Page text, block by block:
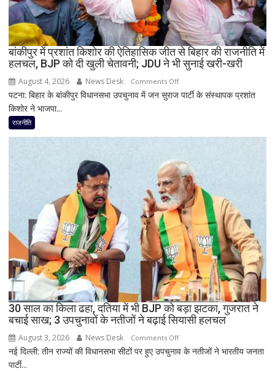
नितिन
नवीन
का
पहला
आत्ममंथन
बांकीपुर में प्रशांत किशोर की ऐतिहासिक जीत से बिहार की राजनीति में
हलचल, BJP को दी खुली चेतावनी; JDU ने भी सुनाई खरी-खरी
August 4, 2026 News Desk Comments Offon
बांकीपुर
किशोर
ऐतिहासिक
जीत
से
बिहार
की
राजनीति
में
हलचल,
BJP
को
दी
खुली
चेतावनी;
JDU
ने
पटना: बिहार के बांकीपुर विधानसभा उपचुनाव में जन सुराज पार्टी के संस्थापक प्रशांत
किशोर ने भाजपा...
राजनीति
30 साल का किला ढहा, दतिया में भी BJP को बड़ा झटका, गुजरात ने
बचाई साख; 3 उपचुनावों के नतीजों ने बढ़ाई सियासी हलचल
August 3, 2026 News Desk Comments Offon
30
नई दिल्ली: तीन राज्यों की विधानसभा सीटों पर हुए उपचुनाव के नतीजों ने भारतीय जनता
पार्टी...